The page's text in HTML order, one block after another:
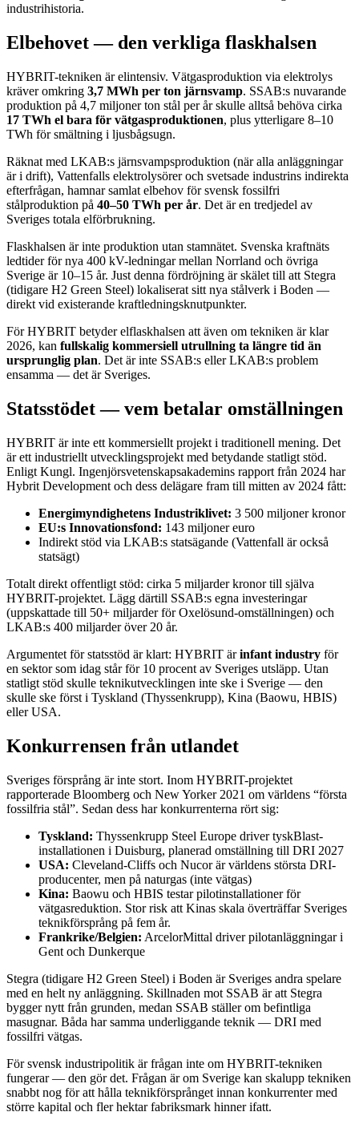
industrihistoria.
Elbehovet — den verkliga flaskhalsen
HYBRIT-tekniken är elintensiv. Vätgasproduktion via elektrolys
kräver omkring 3,7 MWh per ton järnsvamp. SSAB:s nuvarande
produktion på 4,7 miljoner ton stål per år skulle alltså behöva cirka
17 TWh el bara för vätgasproduktionen, plus ytterligare 8–10
TWh för smältning i ljusbågsugn.
Räknat med LKAB:s järnsvampsproduktion (när alla anläggningar
är i drift), Vattenfalls elektrolysörer och svetsade industrins indirekta
efterfrågan, hamnar samlat elbehov för svensk fossilfri
stålproduktion på 40–50 TWh per år. Det är en tredjedel av
Sveriges totala elförbrukning.
Flaskhalsen är inte produktion utan stamnätet. Svenska kraftnäts
ledtider för nya 400 kV-ledningar mellan Norrland och övriga
Sverige är 10–15 år. Just denna fördröjning är skälet till att Stegra
(tidigare H2 Green Steel) lokaliserat sitt nya stålverk i Boden —
direkt vid existerande kraftledningsknutpunkter.
För HYBRIT betyder elflaskhalsen att även om tekniken är klar
2026, kan fullskalig kommersiell utrullning ta längre tid än
ursprunglig plan. Det är inte SSAB:s eller LKAB:s problem
ensamma — det är Sveriges.
Statsstödet — vem betalar omställningen
HYBRIT är inte ett kommersiellt projekt i traditionell mening. Det
är ett industriellt utvecklingsprojekt med betydande statligt stöd.
Enligt Kungl. Ingenjörsvetenskapsakademins rapport från 2024 har
Hybrit Development och dess delägare fram till mitten av 2024 fått:
Energimyndighetens Industriklivet: 3 500 miljoner kronor
EU:s Innovationsfond: 143 miljoner euro
Indirekt stöd via LKAB:s statsägande (Vattenfall är också
statsägt)
Totalt direkt offentligt stöd: cirka 5 miljarder kronor till själva
HYBRIT-projektet. Lägg därtill SSAB:s egna investeringar
(uppskattade till 50+ miljarder för Oxelösund-omställningen) och
LKAB:s 400 miljarder över 20 år.
Argumentet för statsstöd är klart: HYBRIT ärinfant industry för
en sektor som idag står för 10 procent av Sveriges utsläpp. Utan
statligt stöd skulle teknikutvecklingen inte ske i Sverige — den
skulle ske först i Tyskland (Thyssenkrupp), Kina (Baowu, HBIS)
eller USA.
Konkurrensen från utlandet
Sveriges försprång är inte stort. Inom HYBRIT-projektet
rapporterade Bloomberg och New Yorker 2021 om världens “första
fossilfria stål”. Sedan dess har konkurrenterna rört sig:
Tyskland: Thyssenkrupp Steel Europe driver tyskBlast-
installationen i Duisburg, planerad omställning till DRI 2027
USA: Cleveland-Cliffs och Nucor är världens största DRI-
producenter, men på naturgas (inte vätgas)
Kina: Baowu och HBIS testar pilotinstallationer för
vätgasreduktion. Stor risk att Kinas skala överträffar Sveriges
teknikförsprång på fem år.
Frankrike/Belgien: ArcelorMittal driver pilotanläggningar i
Gent och Dunkerque
Stegra (tidigare H2 Green Steel) i Boden är Sveriges andra spelare
med en helt ny anläggning. Skillnaden mot SSAB är att Stegra
bygger nytt från grunden, medan SSAB ställer om befintliga
masugnar. Båda har samma underliggande teknik — DRI med
fossilfri vätgas.
För svensk industripolitik är frågan inte om HYBRIT-tekniken
fungerar — den gör det. Frågan är om Sverige kan skalupp tekniken
snabbt nog för att hålla teknikförsprånget innan konkurrenter med
större kapital och fler hektar fabriksmark hinner ifatt.